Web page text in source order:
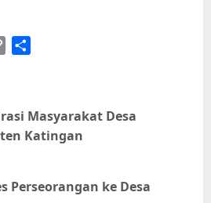
Masyarakat Desa
Katingan
Perseorangan ke Desa